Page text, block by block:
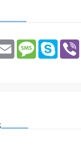
EmailMessage
Skype